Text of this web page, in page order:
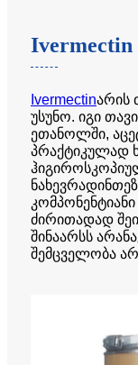
Ivermectin
Ivermectinარის
უსუნო. იგი
ეთანოლში,
პრაქტიკულად
ძირითადად
შინაარსს
შემცველობა